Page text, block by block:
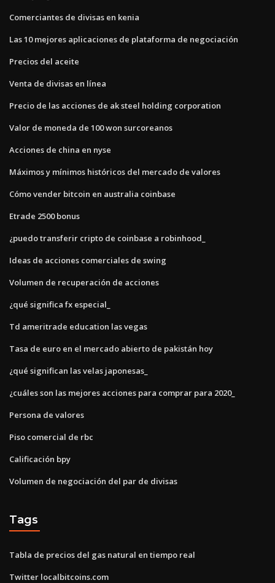
Comerciantes de divisas en kenia
Las 10 mejores aplicaciones de plataforma de negociación
Precios del aceite
Venta de divisas en línea
Precio de las acciones de ak steel holding corporation
Valor de moneda de 100 won surcoreanos
Acciones de china en nyse
Máximos y mínimos históricos del mercado de valores
Cómo vender bitcoin en australia coinbase
Etrade 2500 bonus
¿puedo transferir cripto de coinbase a robinhood_
Ideas de acciones comerciales de swing
Volumen de recuperación de acciones
¿qué significa fx especial_
Td ameritrade education las vegas
Tasa de euro en el mercado abierto de pakistán hoy
¿qué significan las velas japonesas_
¿cuáles son las mejores acciones para comprar para 2020_
Persona de valores
Piso comercial de rbc
Calificación bpy
Volumen de negociación del par de divisas
Tags
Tabla de precios del gas natural en tiempo real
Twitter localbitcoins.com